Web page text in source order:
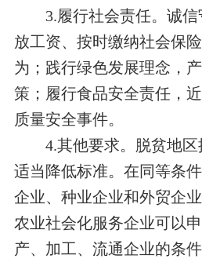
3.履行社会责任。 诚信
放工资、按时缴纳社会保
为； 践行绿色发展理念，
策； 履行食品安全责任，
质量安全事件。
4.其他要求。 脱贫地
适当降低标准。在同等条
企业、种业企业和外贸企
农业社会化服务企业可以
产、加工、流通企业的条